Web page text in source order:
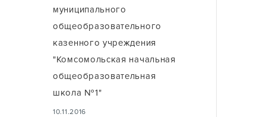
муниципального
общеобразовательного
казенного учреждения
"Комсомольская начальная
общеобразовательная
школа №1"
10.11.2016